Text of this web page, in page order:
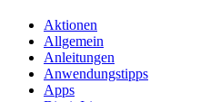
Aktionen
Allgemein
Anleitungen
Anwendungstipps
Apps